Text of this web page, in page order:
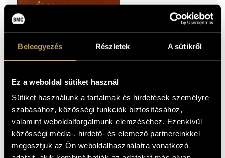
Beleegyezés Részletek A sütikről
Ez a weboldal sütiket használ
Sütiket használunk a tartalmak és hirdetések személyre
szabásához, közösségi funkciók biztosításához,
valamint weboldalforgalmunk elemzéséhez. Ezenkívül
közösségi média-, hirdető- és elemező partnereinkkel
megosztjuk az Ön weboldalhasználatra vonatkozó
ISBN9876158060141
2020
NÉMETH G. ISTVÁN:
CSÍKY BOLDIZSÁR (ANGOL)